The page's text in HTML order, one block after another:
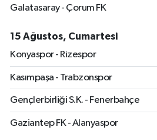
Galatasaray - Çorum FK
15 Ağustos, Cumartesi
Konyaspor - Rizespor
Kasımpaşa - Trabzonspor
Gençlerbirliği S.K. - Fenerbahçe
Gaziantep FK - Alanyaspor